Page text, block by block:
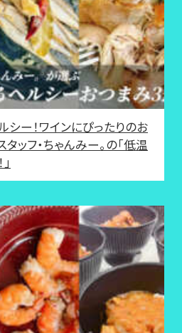
ー！ワインにぴったりのお
ッフ・ちゃんみー。の「低温